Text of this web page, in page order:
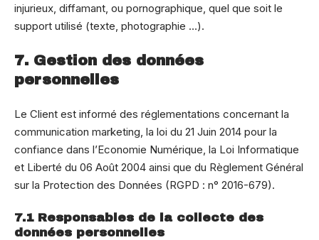
injurieux, diffamant, ou pornographique, quel que soit le
support utilisé (texte, photographie …).
7. Gestion des données
personnelles
Le Client est informé des réglementations concernant la
communication marketing, la loi du 21 Juin 2014 pour la
confiance dans l’Economie Numérique, la Loi Informatique
et Liberté du 06 Août 2004 ainsi que du Règlement Général
sur la Protection des Données (RGPD : n° 2016-679).
7.1 Responsables de la collecte des
données personnelles